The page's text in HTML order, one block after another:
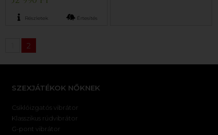
Részletek Értesítés
2
SZEXJÁTÉKOK NŐKNEK
Csiklóizgatós vibrátor
Klasszikus rúdvibrátor
G-pont vibrátor